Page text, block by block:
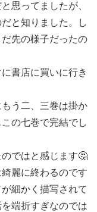
思ってましたが、
と知りました。し
先の様子だったの
書店に買いに行き
う二、三巻は掛か
の七巻で完結でし
ではと感じます🤔
麗に終わるのです
細かく描写されて
端折すぎなのでは